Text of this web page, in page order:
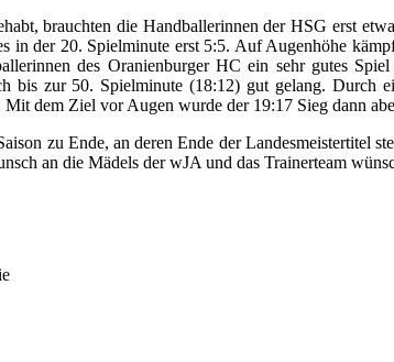
brauchten die Handballerinnen der HSG erst
in der 20. Spielminute erst 5:5. Auf Augenhöhe
des Oranienburger HC ein sehr gutes
bis zur 50. Spielminute (18:12) gut gelang.
dem Ziel vor Augen wurde der 19:17 Sieg dann
zu Ende, an deren Ende der Landesmeistertitel
an die Mädels der wJA und das Trainerteam